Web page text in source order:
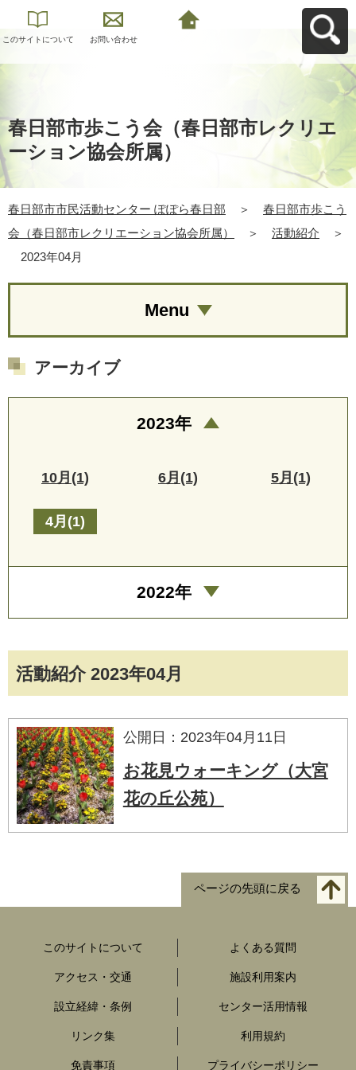
このサイトについて お問い合わせ
春日部市歩こう会（春日部市レクリエ
ーション協会所属）
春日部市市民活動センター ぽぽら春日部 ＞
春日部市歩こう
会（春日部市レクリエーション協会所属）
＞ 活動紹介
＞
2023年04月
活動紹介 2023年04月
公開日：2023年04月11日
お花見ウォーキング（大宮
花の丘公苑）
Menu
アーカイブ
2023年
10月(1) 6月(1) 5月(1)
4月(1)
2022年
ページの先頭に戻る
このサイトについて よくある質問
アクセス・交通 施設利用案内
設立経緯・条例 センター活用情報
リンク集 利用規約
免責事項 プライバシーポリシー